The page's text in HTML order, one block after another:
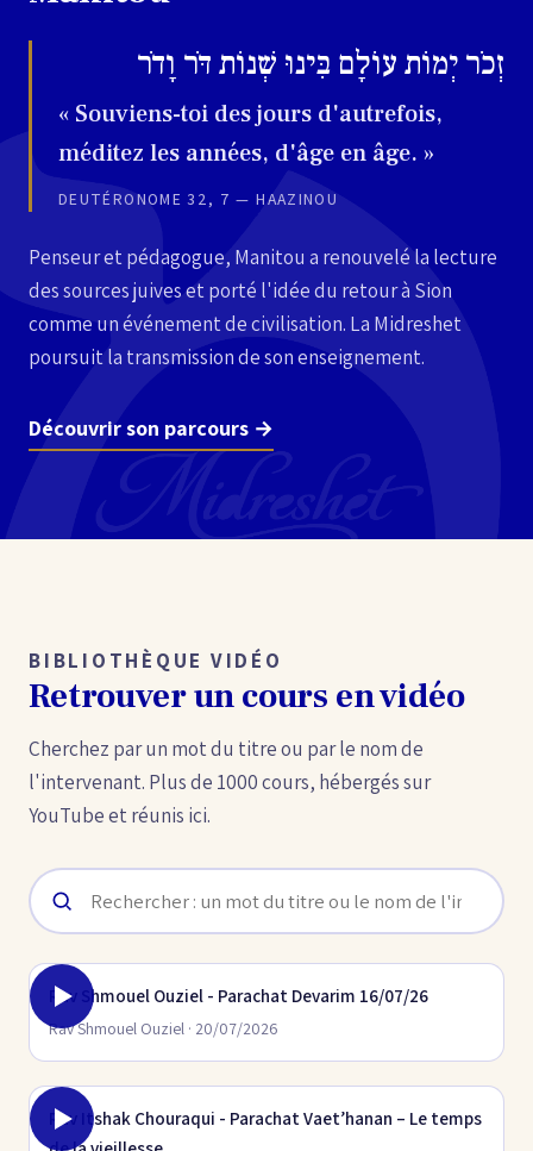
זְכֹר יְמוֹת עוֹלָם בִּינוּ שְׁנוֹת דֹּר וָדֹר
« Souviens-toi des jours d'autrefois,
méditez les années, d'âge en âge. »
DEUTÉRONOME 32, 7 — HAAZINOU
Penseur et pédagogue, Manitou a renouvelé la lecture
des sources juives et porté l'idée du retour à Sion
comme un événement de civilisation. La Midreshet
poursuit la transmission de son enseignement.
Découvrir son parcours →
BIBLIOTHÈQUE VIDÉO
Retrouver un cours en vidéo
Cherchez par un mot du titre ou par le nom de
l'intervenant. Plus de 1000 cours, hébergés sur
YouTube et réunis ici.
Rav Shmouel Ouziel - Parachat Devarim 16/07/26
Rav Shmouel Ouziel · 20/07/2026
Rav Itshak Chouraqui - Parachat Vaet’hanan – Le temps